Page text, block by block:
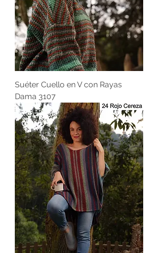
Suéter Cuello en V con Rayas
Dama 3107